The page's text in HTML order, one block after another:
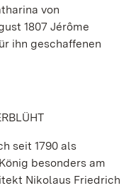
von
1807 Jérôme
ihn geschaffenen
seit 1790 als
besonders am
Nikolaus Friedrich